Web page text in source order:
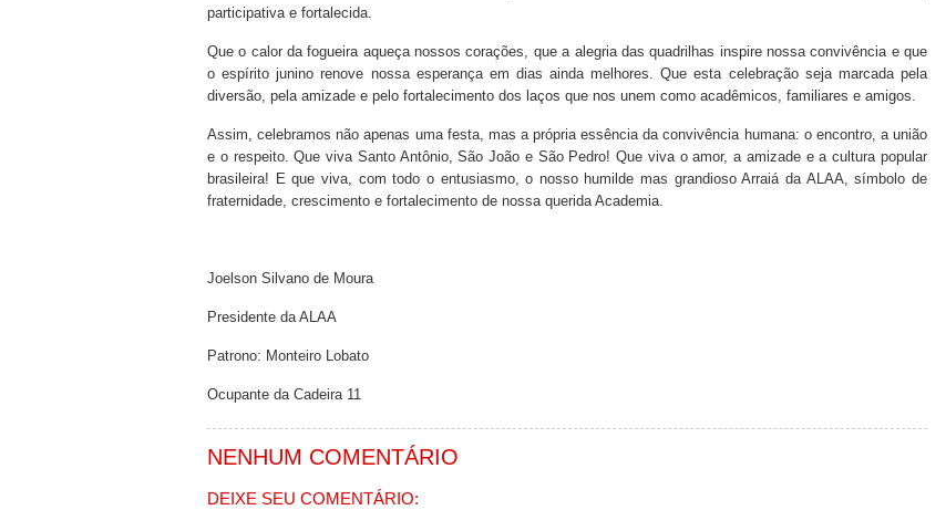
participativa e fortalecida.
Que o calor da fogueira aqueça nossos corações, que a alegria das quadrilhas inspire nossa convivência e que
o espírito junino renove nossa esperança em dias ainda melhores. Que esta celebração seja marcada pela
diversão, pela amizade e pelo fortalecimento dos laços que nos unem como acadêmicos, familiares e amigos.
Assim, celebramos não apenas uma festa, mas a própria essência da convivência humana: o encontro, a união
e o respeito. Que viva Santo Antônio, São João e São Pedro! Que viva o amor, a amizade e a cultura popular
brasileira! E que viva, com todo o entusiasmo, o nosso humilde mas grandioso Arraiá da ALAA, símbolo de
fraternidade, crescimento e fortalecimento de nossa querida Academia.
Joelson Silvano de Moura
Presidente da ALAA
Patrono: Monteiro Lobato
Ocupante da Cadeira 11
NENHUM COMENTÁRIO
DEIXE SEU COMENTÁRIO: